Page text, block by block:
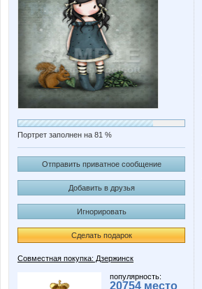
Портрет заполнен на 81 %
Отправить приватное сообщение
Добавить в друзья
Игнорировать
Сделать подарок
Совместная покупка: Дзержинск
популярность:
20754 место